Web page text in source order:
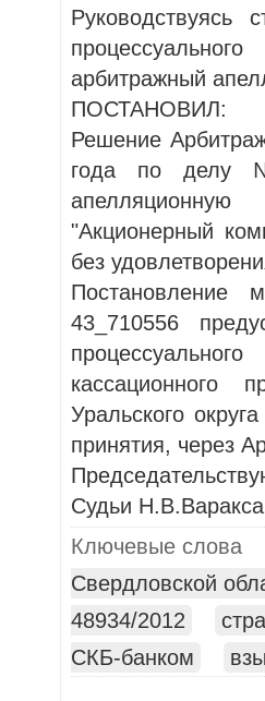
арбитражный
ПОСТАНОВИЛ:
Решение
года по делу
"Акционерный
без
Постановление
43_710556
кассационного
Уральского
принятия, через
Судьи
Ключевые слова
Свердловской
48934/2012
СКБ-банком